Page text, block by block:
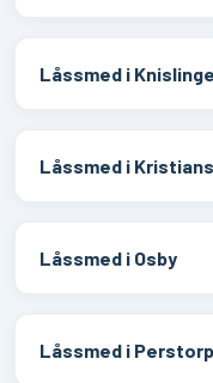
Låssmed i Knislinge
Låssmed i
Låssmed i Osby
Låssmed i Perstorp